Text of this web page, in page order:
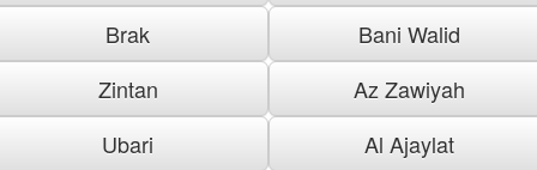
Brak
Bani Walid
Zintan
Az Zawiyah
Ubari
Al Ajaylat